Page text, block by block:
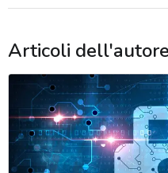
Articoli dell'autore